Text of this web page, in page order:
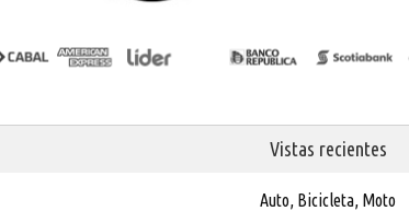
Vistas recientes
Auto, Bicicleta, Moto